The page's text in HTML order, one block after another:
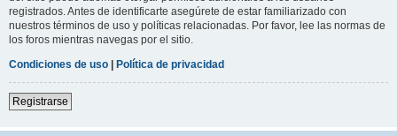
registrados. Antes de identificarte asegúrete de estar familiarizado con
nuestros términos de uso y políticas relacionadas. Por favor, lee las normas de
los foros mientras navegas por el sitio.
Condiciones de uso | Política de privacidad
Registrarse